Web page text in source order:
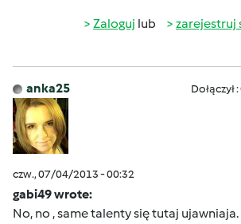
Zaloguj lub zarejestruj
anka25 Dołączył
czw., 07/04/2013 - 00:32
gabi49 wrote:
No, no , same talenty się tutaj ujawniaja.